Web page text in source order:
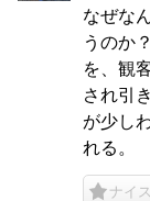
なぜな
うのか
を、観
され引
が少し
れる。
ナイス